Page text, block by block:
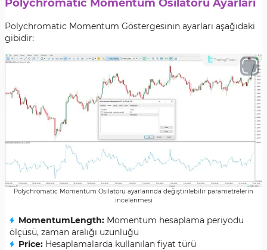
Polychromatic Momentum Osilatörü Ayarları
Polychromatic Momentum Göstergesinin ayarları aşağıdaki
gibidir:
Polychromatic Momentum Osilatörü ayarlarında değiştirilebilir parametrelerin
incelenmesi
MomentumLength: Momentum hesaplama periyodu
ölçüsü, zaman aralığı uzunluğu
Price: Hesaplamalarda kullanılan fiyat türü